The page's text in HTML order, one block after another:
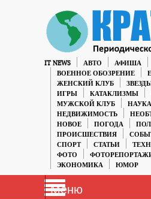
IT NEWS АВТО АФИША
ВОЕННОЕ ОБОЗРЕНИЕ
ЖЕНСКИЙ КЛУБ
ИГРЫ
КАТАКЛИЗМЫ
МУЖСКОЙ КЛУБ
НАУКА
НЕДВИЖИМОСТЬ
НОВОЕ
ПОГОДА
ПРОИСШЕСТВИЯ
СПОРТ
СТАТЬИ
ФОТО
ЭКОНОМИКА
ЮМОР
Меню